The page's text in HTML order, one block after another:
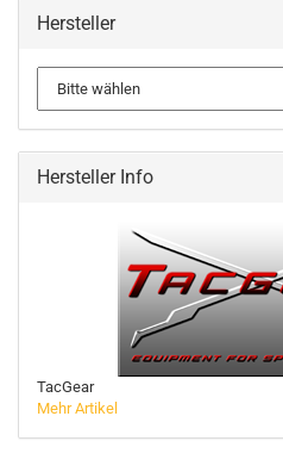
Hersteller
Hersteller Info
TacGear
Mehr Artikel